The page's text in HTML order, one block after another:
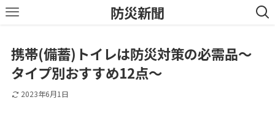
防災新聞
携帯(備蓄)トイレは防災対策の必需品～
タイプ別おすすめ12点～
2023年6月1日